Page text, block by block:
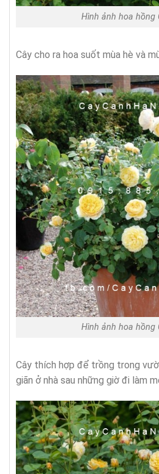
Hình ảnh hoa hồng
Cây cho ra hoa suốt mùa hè và
Hình ảnh hoa hồng
Cây thích hợp để trồng trong
giãn ở nhà sau những giờ đi làm